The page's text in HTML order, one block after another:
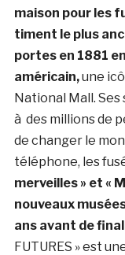
maison pour les
timent le plus
portes en 1881
américain,une
National Mall.
à des millions de
de changer le
téléphone, les
merveilles » et «
nouveaux
ans avant de
FUTURES » est